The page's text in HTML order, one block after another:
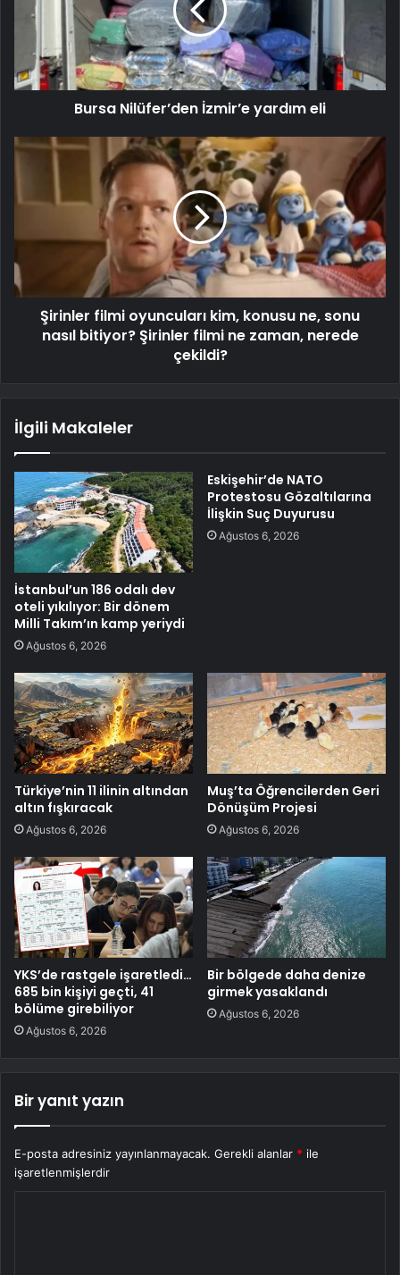
Bursa Nilüfer’den İzmir’e yardım eli
Şirinler filmi oyuncuları kim, konusu ne, sonu
nasıl bitiyor? Şirinler filmi ne zaman, nerede
çekildi?
İlgili Makaleler
İstanbul’un 186 odalı dev
oteli yıkılıyor: Bir dönem
Milli Takım’ın kamp yeriydi
Ağustos 6, 2026
Eskişehir’de NATO
Protestosu Gözaltılarına
İlişkin Suç Duyurusu
Ağustos 6, 2026
Türkiye’nin 11 ilinin altından
altın fışkıracak
Ağustos 6, 2026
Muş’ta Öğrencilerden Geri
Dönüşüm Projesi
Ağustos 6, 2026
YKS’de rastgele işaretledi…
685 bin kişiyi geçti, 41
bölüme girebiliyor
Ağustos 6, 2026
Bir bölgede daha denize
girmek yasaklandı
Ağustos 6, 2026
Bir yanıt yazın
E-posta adresiniz yayınlanmayacak. Gerekli alanlar * ile
işaretlenmişlerdir